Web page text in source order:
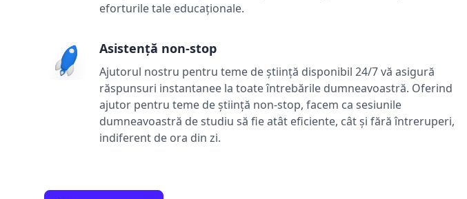
eforturile tale educaționale.
Asistență non-stop
Ajutorul nostru pentru teme de știință disponibil 24/7 vă asigură
răspunsuri instantanee la toate întrebările dumneavoastră. Oferind
ajutor pentru teme de știință non-stop, facem ca sesiunile
dumneavoastră de studiu să fie atât eficiente, cât și fără întreruperi,
indiferent de ora din zi.